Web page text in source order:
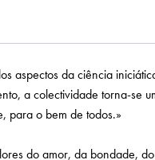
aspectos da ciência
a colectividade torna-se
para o bem de todos.»
do amor, da bondade,